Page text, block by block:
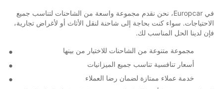
في Europcar، نحن نقدم مجموعة واسعة من الشاحنات لتناسب جميع
الاحتياجات. سواء كنت بحاجة إلى شاحنة لنقل الأثاث أو لأغراض تجارية،
فإن لدينا الحل المناسب لك.
مجموعة متنوعة من الشاحنات للاختيار من بينها
أسعار تنافسية تناسب جميع الميزانيات
خدمة عملاء ممتازة لضمان رضا العملاء